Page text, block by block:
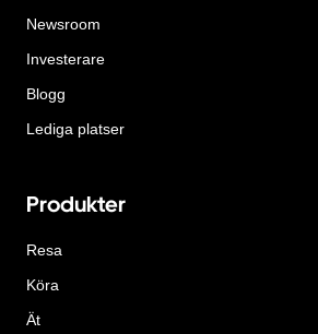
Newsroom
Investerare
Blogg
Lediga platser
Produkter
Resa
Köra
Ät